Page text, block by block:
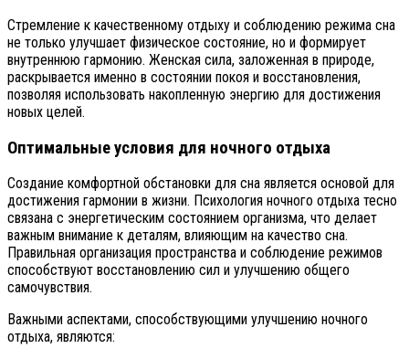
Стремление к качественному отдыху и соблюдению режима сна
не только улучшает физическое состояние, но и формирует
внутреннюю гармонию. Женская сила, заложенная в природе,
раскрывается именно в состоянии покоя и восстановления,
позволяя использовать накопленную энергию для достижения
новых целей.
Оптимальные условия для ночного отдыха
Создание комфортной обстановки для сна является основой для
достижения гармонии в жизни. Психология ночного отдыха тесно
связана с энергетическим состоянием организма, что делает
важным внимание к деталям, влияющим на качество сна.
Правильная организация пространства и соблюдение режимов
способствуют восстановлению сил и улучшению общего
самочувствия.
Важными аспектами, способствующими улучшению ночного
отдыха, являются: